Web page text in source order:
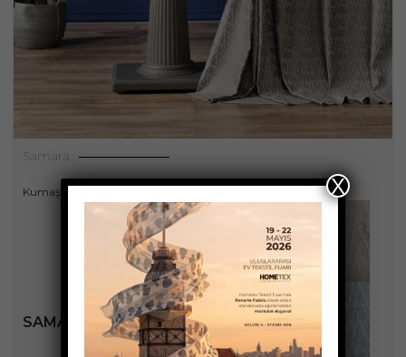
Samara
Kumaşlar
SAMARA KOLEKSIYONU
X